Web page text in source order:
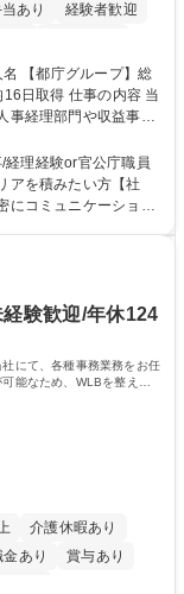
あり
経験者歓迎
の内容 当
事経理部門や収益事業
せいたします。研修
務詳細】■
る管理業務 ■収益部
の「イベントコーナ
は上記いずれかの部門
年平均16日取得
経理経験or官公庁職員
アを積みたい方【社
にコミュニケーション
ロジェクト：駐車場
た広告「ブライトサ
活動を積極的に行って
験歓迎/年休124
にて、各種事務業務をお任
能なため、WLBを整えた
介護休暇あり
あり
賞与あり